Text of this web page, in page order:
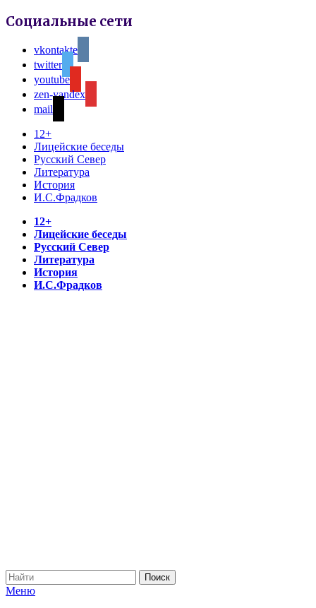
Социальные сети
vkontakte
twitter
youtube
zen-yandex
mail
12+
Лицейские беседы
Русский Север
Литература
История
И.С.Фрадков
12+
Лицейские беседы
Русский Север
Литература
История
И.С.Фрадков
Меню